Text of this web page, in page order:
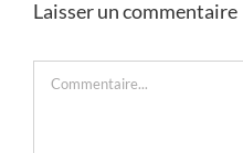
Laisser un commentaire